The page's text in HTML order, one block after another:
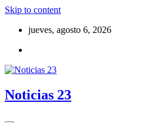
Skip to content
jueves, agosto 6, 2026
Noticias 23